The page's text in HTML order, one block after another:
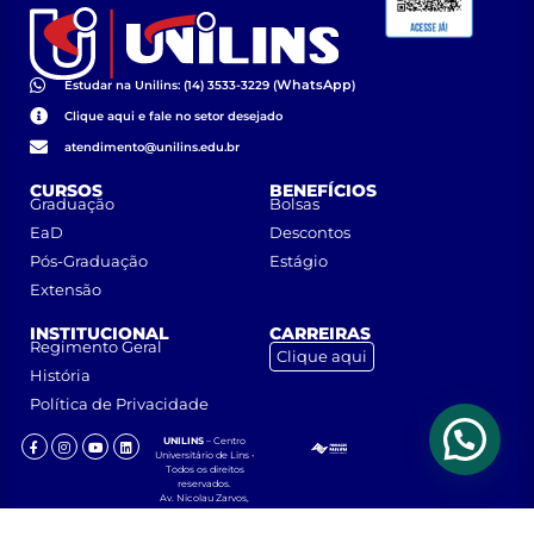
Estudar na Unilins: (14) 3533-3229 (WhatsApp)
Clique aqui e fale no setor desejado
atendimento@unilins.edu.br
CURSOS
Graduação
EaD
Pós-Graduação
Extensão
BENEFÍCIOS
Bolsas
Descontos
Estágio
INSTITUCIONAL
Regimento Geral
História
Política de Privacidade
CARREIRAS
Clique aqui
UNILINS – Centro
Universitário de Lins •
Todos os direitos
reservados.
Av. Nicolau Zarvos,
1925 – Jardim